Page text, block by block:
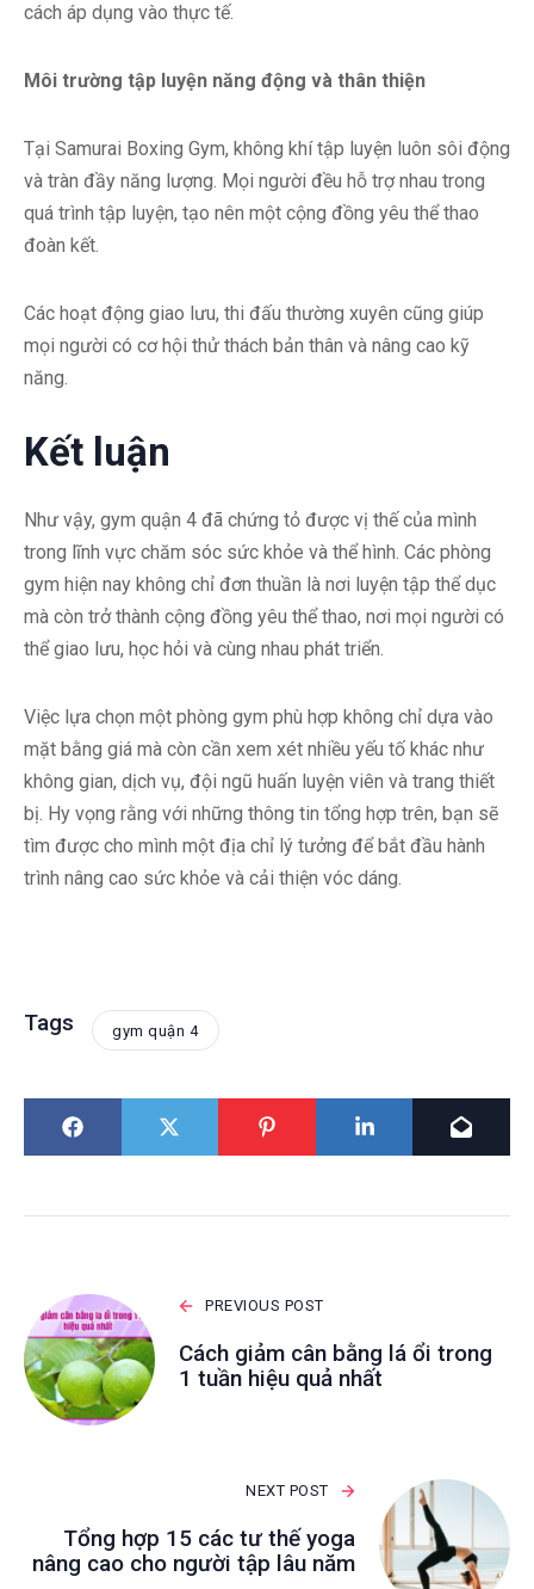
cách áp dụng vào thực tế.
Môi trường tập luyện năng động và thân thiện
Tại Samurai Boxing Gym, không khí tập luyện luôn sôi động
và tràn đầy năng lượng. Mọi người đều hỗ trợ nhau trong
quá trình tập luyện, tạo nên một cộng đồng yêu thể thao
đoàn kết.
Các hoạt động giao lưu, thi đấu thường xuyên cũng giúp
mọi người có cơ hội thử thách bản thân và nâng cao kỹ
năng.
Kết luận
Như vậy, gym quận 4 đã chứng tỏ được vị thế của mình
trong lĩnh vực chăm sóc sức khỏe và thể hình. Các phòng
gym hiện nay không chỉ đơn thuần là nơi luyện tập thể dục
mà còn trở thành cộng đồng yêu thể thao, nơi mọi người có
thể giao lưu, học hỏi và cùng nhau phát triển.
Việc lựa chọn một phòng gym phù hợp không chỉ dựa vào
mặt bằng giá mà còn cần xem xét nhiều yếu tố khác như
không gian, dịch vụ, đội ngũ huấn luyện viên và trang thiết
bị. Hy vọng rằng với những thông tin tổng hợp trên, bạn sẽ
tìm được cho mình một địa chỉ lý tưởng để bắt đầu hành
trình nâng cao sức khỏe và cải thiện vóc dáng.
Tags gym quận 4
PREVIOUS POST
Cách giảm cân bằng lá ổi trong
1 tuần hiệu quả nhất
NEXT POST
Tổng hợp 15 các tư thế yoga
nâng cao cho người tập lâu năm